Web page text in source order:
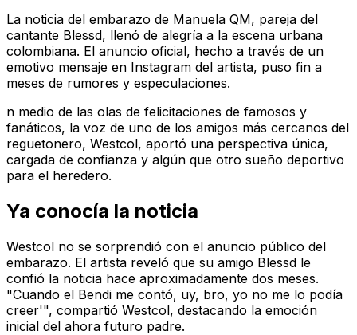
La noticia del embarazo de Manuela QM, pareja del
cantante Blessd, llenó de alegría a la escena urbana
colombiana. El anuncio oficial, hecho a través de un
emotivo mensaje en Instagram del artista, puso fin a
meses de rumores y especulaciones.
n medio de las olas de felicitaciones de famosos y
fanáticos, la voz de uno de los amigos más cercanos del
reguetonero, Westcol, aportó una perspectiva única,
cargada de confianza y algún que otro sueño deportivo
para el heredero.
Ya conocía la noticia
Westcol no se sorprendió con el anuncio público del
embarazo. El artista reveló que su amigo Blessd le
confió la noticia hace aproximadamente dos meses.
"Cuando el Bendi me contó, uy, bro, yo no me lo podía
creer'", compartió Westcol, destacando la emoción
inicial del ahora futuro padre.